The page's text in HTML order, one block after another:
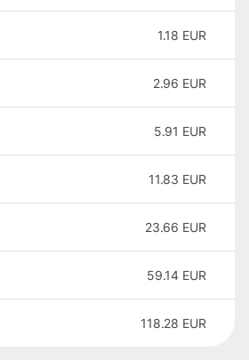
1.18 EUR
2.96 EUR
5.91 EUR
11.83 EUR
23.66 EUR
59.14 EUR
118.28 EUR